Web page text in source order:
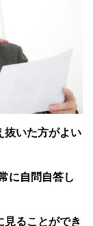
抜いた方がよい
に自問自答し
見ることができ